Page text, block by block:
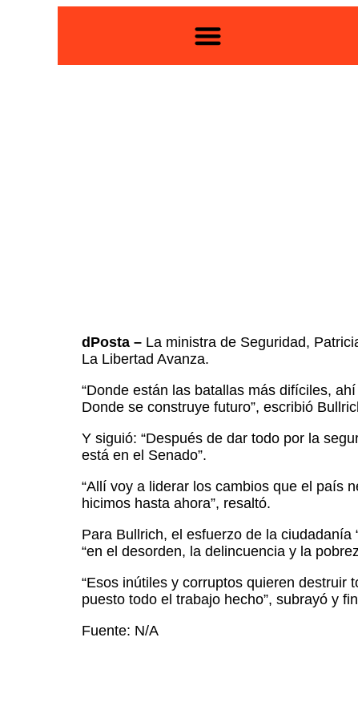
dPosta – La ministra de Seguridad,
La Libertad Avanza.
“Donde están las batallas más difíciles,
Donde se construye futuro”, escribió
Y siguió: “Después de dar todo por la
está en el Senado”.
“Allí voy a liderar los cambios que el país
hicimos hasta ahora”, resaltó.
Para Bullrich, el esfuerzo de la ciudadanía
“en el desorden, la delincuencia y la
“Esos inútiles y corruptos quieren destruir
puesto todo el trabajo hecho”, subrayó y
Fuente: N/A